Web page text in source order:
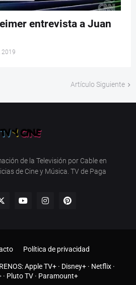
entrevista a Juan
2019
Artículo Siguiente
de la Televisión por Cable en
de Cine y Música. TV de Paga
Apple TV+ · Disney+ · Netflix ·
· Pluto TV· Paramount+
Política de privacidad